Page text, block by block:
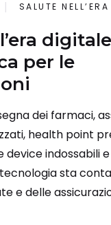
SALUTE
per le
dei farmaci,
health point
device indossabili
sta
e delle